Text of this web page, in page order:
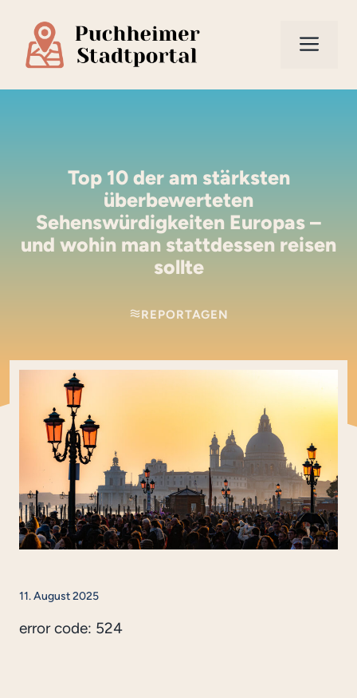
Inhalt
springen
Top 10 der am stärksten
überbewerteten
Sehenswürdigkeiten Europas –
und wohin man stattdessen reisen
sollte
REPORTAGEN
11. August 2025
error code: 524